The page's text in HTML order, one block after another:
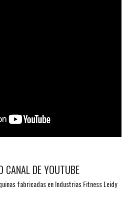
CANAL DE YOUTUBE
fabricadas en Industrias Fitness Leidy